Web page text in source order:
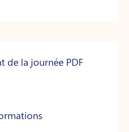
de la journée PDF